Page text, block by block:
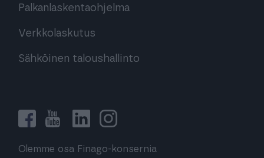
Palkanlaskentaohjelma
Verkkolaskutus
Sähköinen taloushallinto
Olemme osa Finago-konsernia